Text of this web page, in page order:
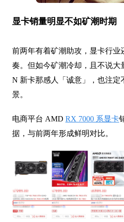
显卡销量明显不如矿潮时期
前两年有着矿潮助攻，显卡行业
奏。但如今矿潮冷却，且不说大
N 新卡那感人「诚意」，也注定
景。
电商平台 AMD RX 7000 系显卡
据，与前两年形成鲜明对比。